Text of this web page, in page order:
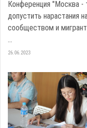
Конференция "Москва -
допустить нарастания
сообществом и
...
26.06.2023